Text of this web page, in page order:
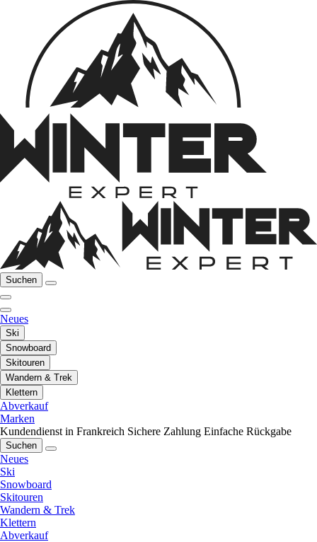
Suchen
Neues
Ski
Snowboard
Skitouren
Wandern & Trek
Klettern
Abverkauf
Marken
Kundendienst in Frankreich Sichere Zahlung Einfache Rückgabe
Suchen
Neues
Ski
Snowboard
Skitouren
Wandern & Trek
Klettern
Abverkauf